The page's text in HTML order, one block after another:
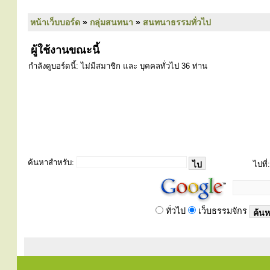
หน้าเว็บบอร์ด » กลุ่มสนทนา » สนทนาธรรมทั่วไป
ผู้ใช้งานขณะนี้
กำลังดูบอร์ดนี้: ไม่มีสมาชิก และ บุคคลทั่วไป 36 ท่าน
ค้นหาสำหรับ: ไปที่:
ทั่วไป เว็บธรรมจักร